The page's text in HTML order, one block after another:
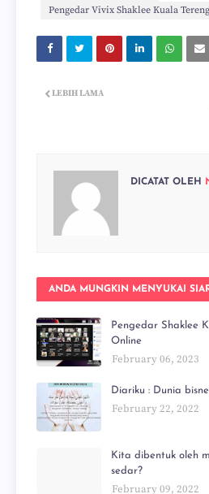
Pengedar Vivix Shaklee Kuala
LEBIH LAMA
DICATAT OLEH
ANDA MUNGKIN MENYUKAI
Pengedar Shaklee
Online
February 06, 2023
Diariku : Dunia
February 22, 2022
Kita dibentuk oleh
sedar?
February 09, 2022